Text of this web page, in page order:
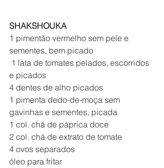
SHAKSHOUKA
1 pimentão vermelho sem pele e
sementes, bem picado
e picados
4 dentes de alho picados
1 pimenta dedo-de-moça sem
gavinhas e sementes, picada
1 col. chá de páprica doce
2 col. chá de extrato de tomate
4 ovos separados
óleo para fritar